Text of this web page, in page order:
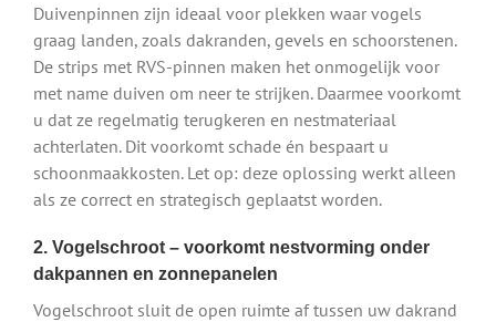
Duivenpinnen zijn ideaal voor plekken waar vogels
graag landen, zoals dakranden, gevels en schoorstenen.
De strips met RVS-pinnen maken het onmogelijk voor
met name duiven om neer te strijken. Daarmee voorkomt
u dat ze regelmatig terugkeren en nestmateriaal
achterlaten. Dit voorkomt schade én bespaart u
schoonmaakkosten. Let op: deze oplossing werkt alleen
als ze correct en strategisch geplaatst worden.
2. Vogelschroot – voorkomt nestvorming onder
dakpannen en zonnepanelen
Vogelschroot sluit de open ruimte af tussen uw dakrand